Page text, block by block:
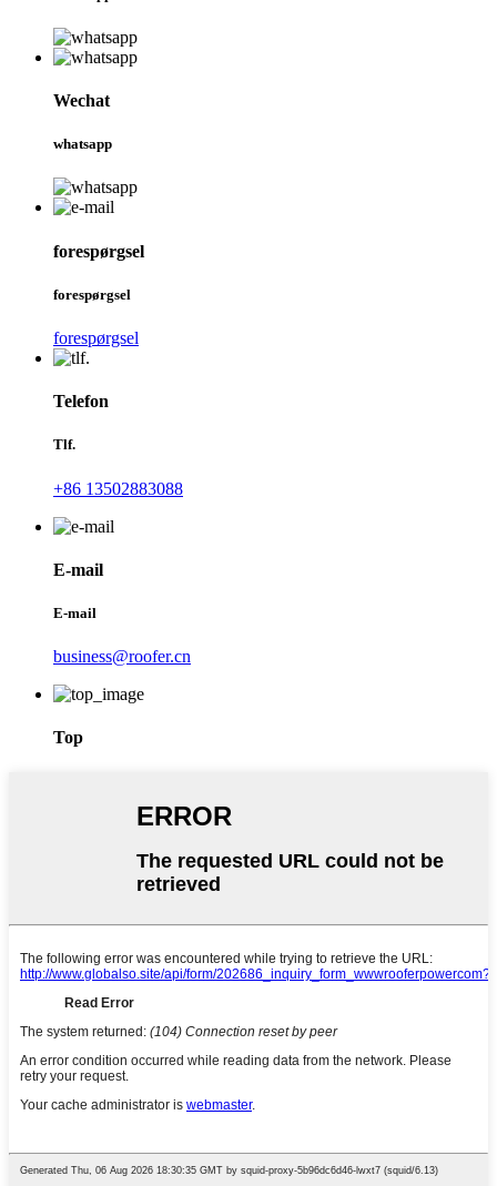
Wechat
whatsapp
forespørgsel
forespørgsel
forespørgsel
Telefon
Tlf.
+86 13502883088
E-mail
E-mail
business@roofer.cn
Top